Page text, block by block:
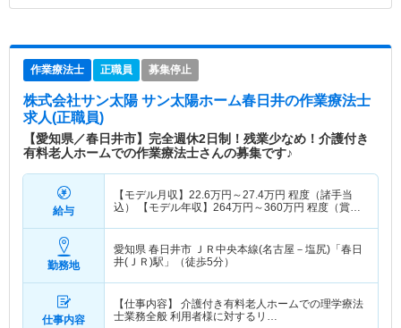
作業療法士 正職員 募集停止
株式会社サン太陽 サン太陽ホーム春日井の作業療法士
求人(正職員)
【愛知県／春日井市】完全週休2日制！残業少なめ！介護付き
有料老人ホームでの作業療法士さんの募集です♪
給与
【モデル月収】 22.6万円～27.4万円 程度（諸手当
込） 【モデル年収】 264万円～360万円 程度（賞与
勤務地
愛知県 春日井市 ＪＲ中央本線(名古屋－塩尻)「春日
井(ＪＲ)駅」（徒歩5分）
仕事内容
【仕事内容】 介護付き有料老人ホームでの理学療法
士業務全般 利用者様に対するリ…